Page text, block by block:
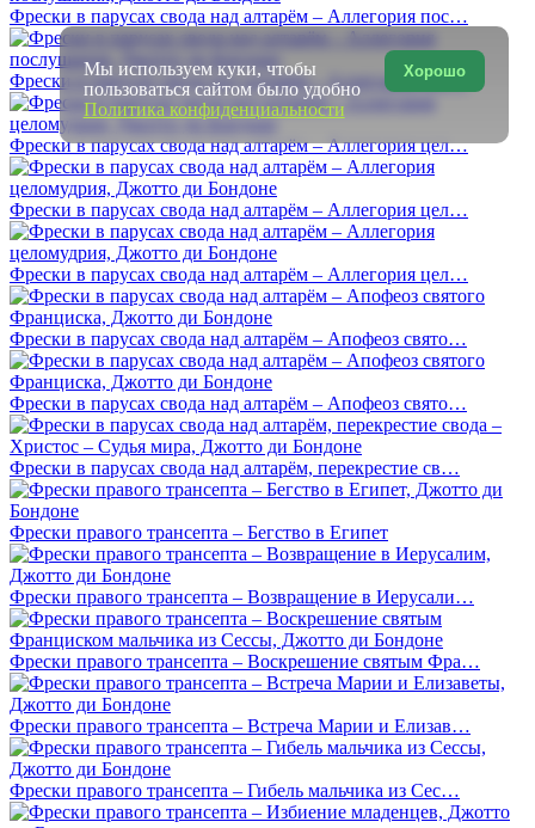
Фрески в парусах свода над алтарём – Аллегория пос…
Фрески в парусах свода над алтарём – Аллегория пос…
Фрески в парусах свода над алтарём – Аллегория цел…
Фрески в парусах свода над алтарём – Аллегория цел…
Фрески в парусах свода над алтарём – Аллегория цел…
Фрески в парусах свода над алтарём – Апофеоз свято…
Фрески в парусах свода над алтарём – Апофеоз свято…
Фрески в парусах свода над алтарём, перекрестие св…
Фрески правого трансепта – Бегство в Египет
Фрески правого трансепта – Возвращение в Иерусали…
Фрески правого трансепта – Воскрешение святым Фра…
Фрески правого трансепта – Встреча Марии и Елизав…
Фрески правого трансепта – Гибель мальчика из Сес…
Хорошо
Мы используем куки, чтобы
пользоваться сайтом было удобно
Политика конфиденциальности